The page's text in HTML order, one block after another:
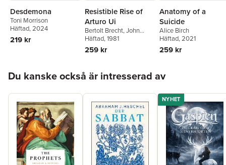
Desdemona
Toni Morrison
Häftad, 2024
219 kr
Resistible Rise of
Arturo Ui
Bertolt Brecht,John
Willett,Ralph Manheim
Häftad, 1981
259 kr
Anatomy of a
Suicide
Alice Birch
Häftad, 2021
259 kr
Du kanske också är intresserad av
NYHET